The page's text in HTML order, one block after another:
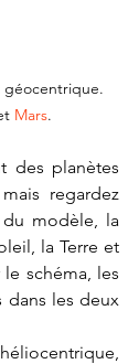
géocentrique.
Mars.
des planètes
regardez
la Terre et
le schéma, les
dans les deux